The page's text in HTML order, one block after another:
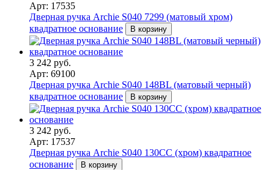
Арт: 17535
Дверная ручка Archie S040 7299 (матовый хром)
квадратное основание
В корзину
3 242 руб.
Арт: 69100
Дверная ручка Archie S040 148BL (матовый черный)
квадратное основание
В корзину
3 242 руб.
Арт: 17537
Дверная ручка Archie S040 130CC (хром) квадратное
основание
В корзину